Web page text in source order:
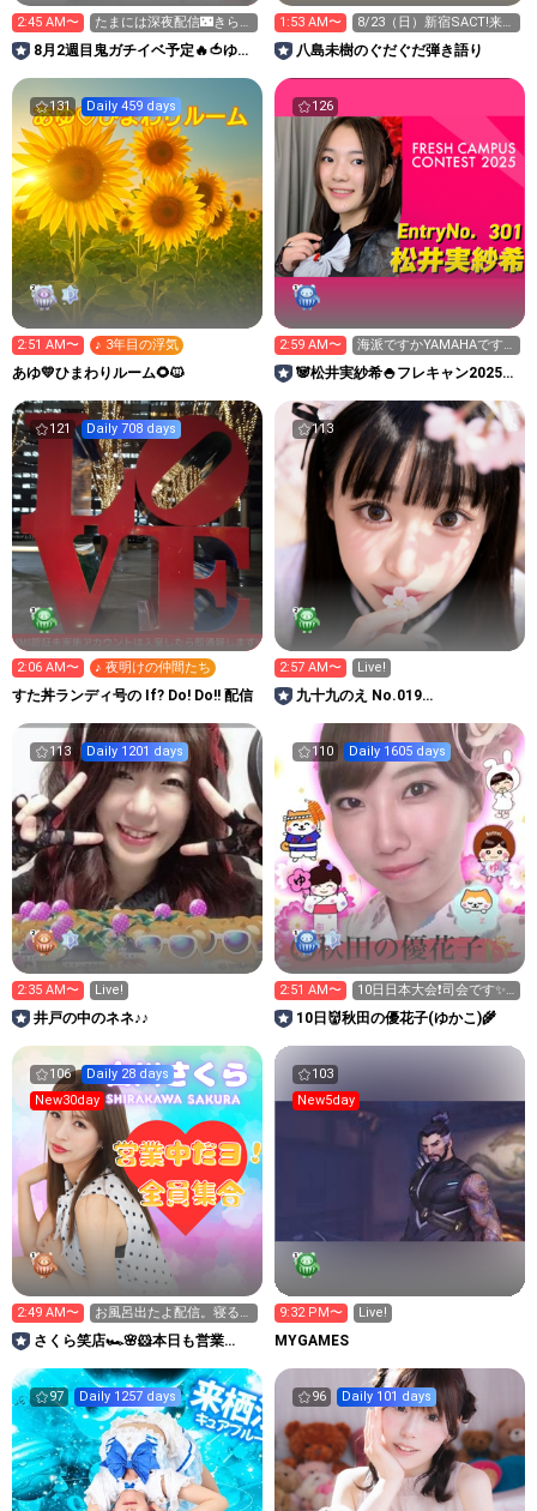
2:45 AM〜
たまには深夜配信🌃きら集
めお風呂入ったばっか
8月2週目鬼ガチイベ予定🔥🍅ゆあ
1:53 AM〜
8/23（日）新宿SACT!来て
ください！
八島未樹のぐだぐだ弾き語り
131 Daily 459 days
2:51 AM〜 ♪ 3年目の浮気
あゆ💛ひまわりルーム🌻🐱
126
2:59 AM〜
海派ですかYAMAHAです
か
🐼松井実紗希🍚フレキャン2025セ
121 Daily 708 days
2:06 AM〜 ♪ 夜明けの仲間たち
すた丼ランディ号の If? Do! Do!! 配信
113
2:57 AM〜 Live!
九十九のえ No.019
113 Daily 1201 days
2:35 AM〜 Live!
井戸の中のネネ♪♪
110 Daily 1605 days
2:51 AM〜
10日日本大会❗️司会です✨
来てほしいな🥺
10日👹秋田の優花子(ゆかこ)🌾
106
Daily 28 days
New30day
2:49 AM〜
お風呂出たよ配信。寝る前
の少しだけ💤
さくら笑店🏎️🌸🐹本日も営業
103
New5day
9:32 PM〜 Live!
MYGAMES
97 Daily 1257 days 96 Daily 101 days